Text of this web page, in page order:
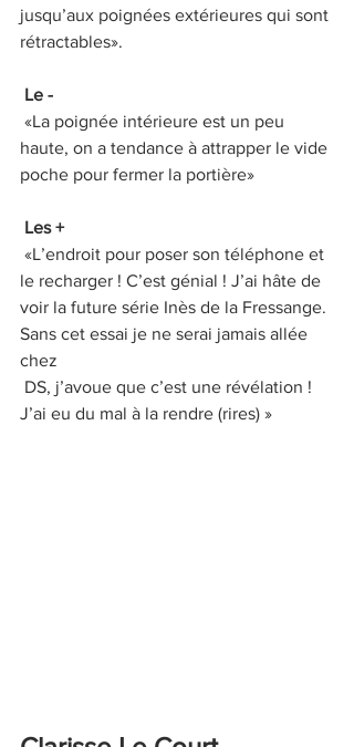
jusqu’aux poignées extérieures qui sont
rétractables».
Le -
haute, on a tendance à attrapper le vide
poche pour fermer la portière»
Les +
le recharger ! C’est génial ! J’ai hâte de
voir la future série Inès de la Fressange.
Sans cet essai je ne serai jamais allée
chez
J’ai eu du mal à la rendre (rires) »